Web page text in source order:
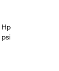
Hp
psi